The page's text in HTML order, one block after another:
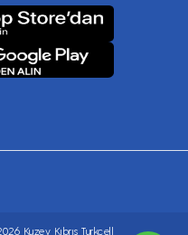
Kuzey Kıbrıs Turkcell